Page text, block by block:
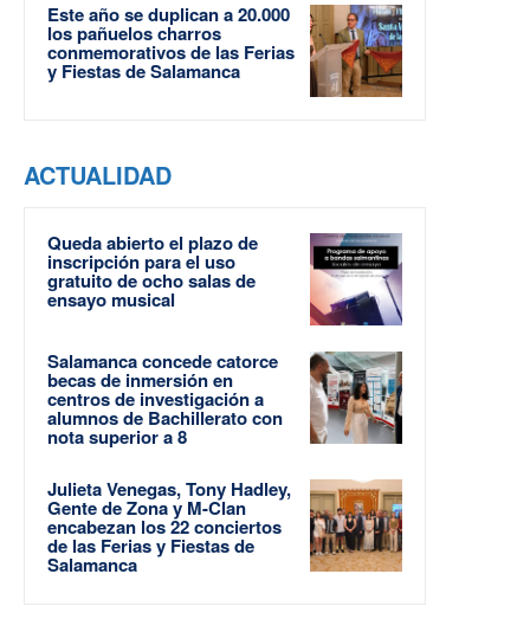
Este año se duplican a 20.000
los pañuelos charros
conmemorativos de las Ferias
y Fiestas de Salamanca
ACTUALIDAD
Queda abierto el plazo de
inscripción para el uso
gratuito de ocho salas de
ensayo musical
Salamanca concede catorce
becas de inmersión en
centros de investigación a
alumnos de Bachillerato con
nota superior a 8
Julieta Venegas, Tony Hadley,
Gente de Zona y M-Clan
encabezan los 22 conciertos
de las Ferias y Fiestas de
Salamanca